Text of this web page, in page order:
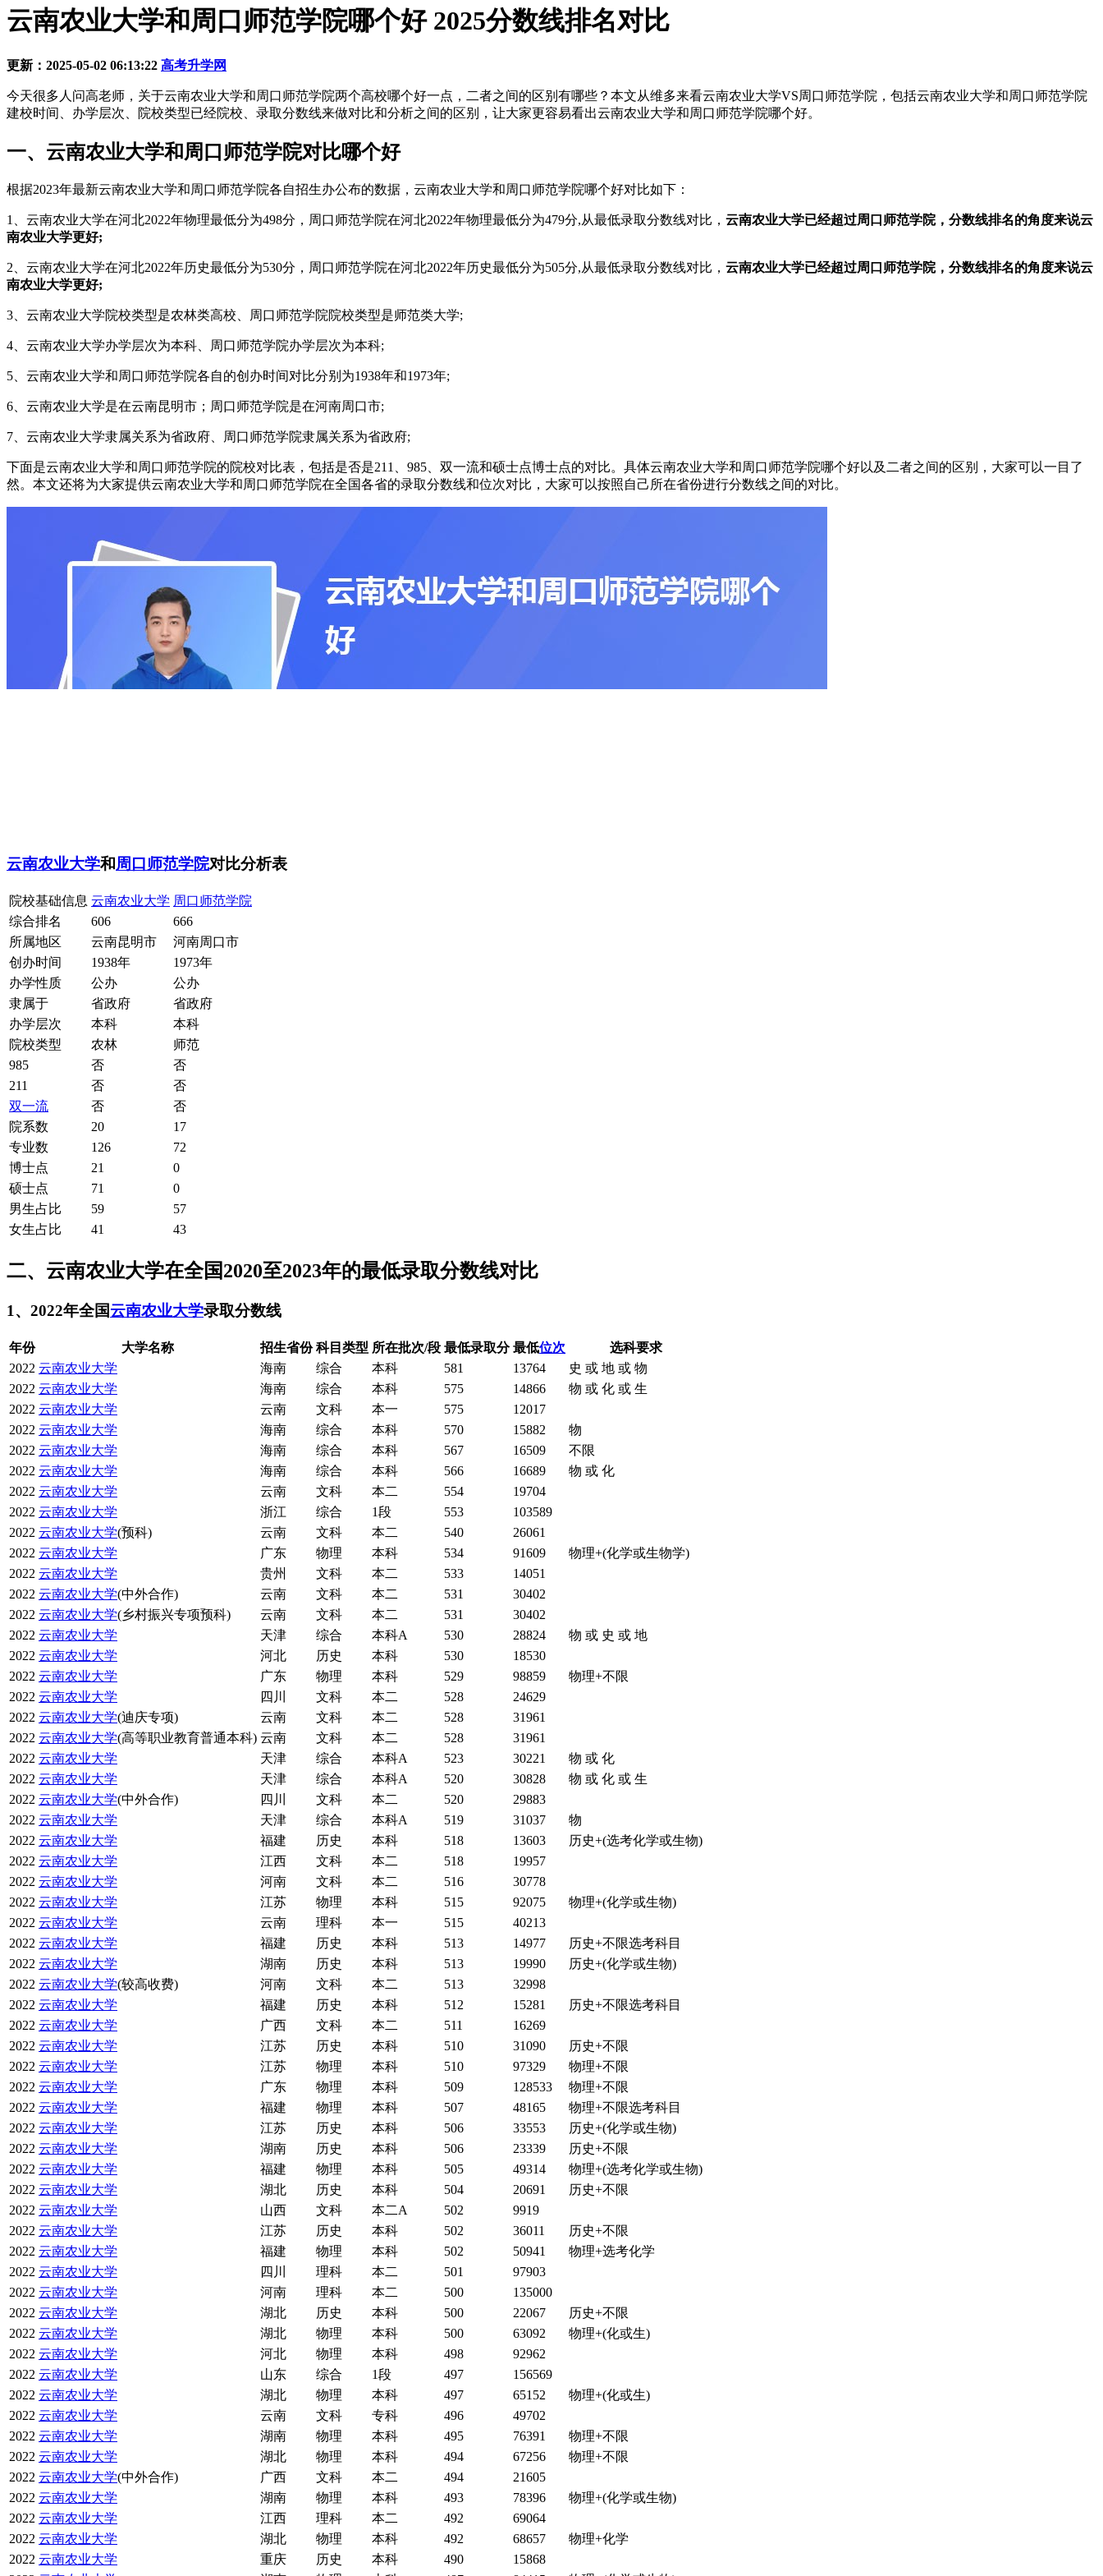
云南农业大学和周口师范学院哪个好 2025分数线排名对比
更新：2025-05-02 06:13:22 高考升学网
今天很多人问高老师，关于云南农业大学和周口师范学院两个高校哪个好一点，二者之间的区别有哪些？本文从维多来看云南农业大学VS周口师范学院，包括云南农业大学和周口师范学院
建校时间、办学层次、院校类型已经院校、录取分数线来做对比和分析之间的区别，让大家更容易看出云南农业大学和周口师范学院哪个好。
一、云南农业大学和周口师范学院对比哪个好
根据2023年最新云南农业大学和周口师范学院各自招生办公布的数据，云南农业大学和周口师范学院哪个好对比如下：
1、云南农业大学在河北2022年物理最低分为498分，周口师范学院在河北2022年物理最低分为479分,从最低录取分数线对比， 云南农业大学已经超过周口师范学院，分数线排名的角度来说云
南农业大学更好;
2、云南农业大学在河北2022年历史最低分为530分，周口师范学院在河北2022年历史最低分为505分,从最低录取分数线对比， 云南农业大学已经超过周口师范学院，分数线排名的角度来说云
南农业大学更好;
3、云南农业大学院校类型是农林类高校、周口师范学院院校类型是师范类大学;
4、云南农业大学办学层次为本科、周口师范学院办学层次为本科;
5、云南农业大学和周口师范学院各自的创办时间对比分别为1938年和1973年;
6、云南农业大学是在云南昆明市；周口师范学院是在河南周口市;
7、云南农业大学隶属关系为省政府、周口师范学院隶属关系为省政府;
下面是云南农业大学和周口师范学院的院校对比表，包括是否是211、985、双一流和硕士点博士点的对比。具体云南农业大学和周口师范学院哪个好以及二者之间的区别，大家可以一目了
然。本文还将为大家提供云南农业大学和周口师范学院在全国各省的录取分数线和位次对比，大家可以按照自己所在省份进行分数线之间的对比。
云南农业大学和周口师范学院对比分析表
院校基础信息 云南农业大学 周口师范学院
综合排名
606
666
所属地区
云南昆明市
河南周口市
创办时间
1938年
1973年
办学性质
公办
公办
隶属于
省政府
省政府
办学层次
本科
本科
院校类型
农林
师范
985
否
否
211
否
否
双一流
否
否
院系数
20
17
专业数
126
72
博士点
21
0
硕士点
71
0
男生占比
59
57
女生占比
41 43
二、云南农业大学在全国2020至2023年的最低录取分数线对比
1、2022年全国云南农业大学录取分数线
年份 大学名称 招生省份 科目类型 所在批次/段 最低录取分 最低位次
选科要求
2022 云南农业大学 海南 综合 本科 581 13764
史 或 地 或 物
2022 云南农业大学 海南 综合 本科 575 14866
物 或 化 或 生
2022 云南农业大学 云南 文科 本一 575
12017
2022 云南农业大学 海南 综合 本科 570 15882
物
2022 云南农业大学 海南 综合 本科 567 16509
不限
2022 云南农业大学 海南 综合 本科 566 16689
物 或 化
2022 云南农业大学 云南 文科 本二 554
19704
2022 云南农业大学 浙江 综合 1段 553
103589
2022 云南农业大学(预科) 云南 文科 本二 540
26061
2022 云南农业大学 广东 物理 本科 534 91609
物理+(化学或生物学)
2022 云南农业大学 贵州 文科 本二 533
14051
2022 云南农业大学(中外合作) 云南 文科 本二 531
30402
2022 云南农业大学(乡村振兴专项预科) 云南 文科 本二 531
30402
2022 云南农业大学 天津 综合 本科A 530 28824
物 或 史 或 地
2022 云南农业大学 河北 历史 本科 530
18530
2022 云南农业大学 广东 物理 本科 529 98859
物理+不限
2022 云南农业大学 四川 文科 本二 528
24629
2022 云南农业大学(迪庆专项) 云南 文科 本二 528
31961
2022 云南农业大学(高等职业教育普通本科) 云南 文科 本二 528
31961
2022 云南农业大学 天津 综合 本科A 523 30221
物 或 化
2022 云南农业大学 天津 综合 本科A 520 30828
物 或 化 或 生
2022 云南农业大学(中外合作) 四川 文科 本二 520
29883
2022 云南农业大学 天津 综合 本科A 519 31037
物
2022 云南农业大学 福建 历史 本科 518 13603
历史+(选考化学或生物)
2022 云南农业大学 江西 文科 本二 518
19957
2022 云南农业大学 河南 文科 本二 516
30778
2022 云南农业大学 江苏 物理 本科 515 92075
物理+(化学或生物)
2022 云南农业大学 云南 理科 本一 515
40213
2022 云南农业大学 福建 历史 本科 513 14977
历史+不限选考科目
2022 云南农业大学 湖南 历史 本科 513 19990
历史+(化学或生物)
2022 云南农业大学(较高收费) 河南 文科 本二 513
32998
2022 云南农业大学 福建 历史 本科 512 15281
历史+不限选考科目
2022 云南农业大学 广西 文科 本二 511
16269
2022 云南农业大学 江苏 历史 本科 510 31090
历史+不限
2022 云南农业大学 江苏 物理 本科 510 97329
物理+不限
2022 云南农业大学 广东 物理 本科 509 128533
物理+不限
2022 云南农业大学 福建 物理 本科 507 48165
物理+不限选考科目
2022 云南农业大学 江苏 历史 本科 506 33553
历史+(化学或生物)
2022 云南农业大学 湖南 历史 本科 506 23339
历史+不限
2022 云南农业大学 福建 物理 本科 505 49314
物理+(选考化学或生物)
2022 云南农业大学 湖北 历史 本科 504 20691
历史+不限
2022 云南农业大学 山西 文科 本二A 502
9919
2022 云南农业大学 江苏 历史 本科 502 36011
历史+不限
2022 云南农业大学 福建 物理 本科 502 50941
物理+选考化学
2022 云南农业大学 四川 理科 本二 501
97903
2022 云南农业大学 河南 理科 本二 500
135000
2022 云南农业大学 湖北 历史 本科 500 22067
历史+不限
2022 云南农业大学 湖北 物理 本科 500 63092
物理+(化或生)
2022 云南农业大学 河北 物理 本科 498
92962
2022 云南农业大学 山东 综合 1段 497
156569
2022 云南农业大学 湖北 物理 本科 497 65152
物理+(化或生)
2022 云南农业大学 云南 文科 专科 496
49702
2022 云南农业大学 湖南 物理 本科 495 76391
物理+不限
2022 云南农业大学 湖北 物理 本科 494 67256
物理+不限
2022 云南农业大学(中外合作) 广西 文科 本二 494
21605
2022 云南农业大学 湖南 物理 本科 493 78396
物理+(化学或生物)
2022 云南农业大学 江西 理科 本二 492
69064
2022 云南农业大学 湖北 物理 本科 492 68657
物理+化学
2022 云南农业大学 重庆 历史 本科 490
15868